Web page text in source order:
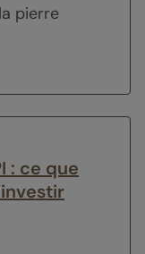
pierre
: ce que